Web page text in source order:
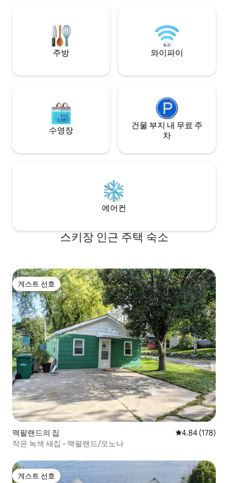
레이크에서 몇 걸음 거리에 있으며 바라부
및 위스콘신 델스에서 몇 마일 거리에 있습
되는 거리에 있습
주방 와이파이
수영장
건물 부지 내 무료 주
차
에어컨
스키장 인근 주택 숙소
게스트 선호
게스트 선호
맥팔랜드의 집 평점 4.84점(5
4.84 (178)
작은 녹색 새집 - 맥팔랜드/모노나
게스트 선호
게스트 선호